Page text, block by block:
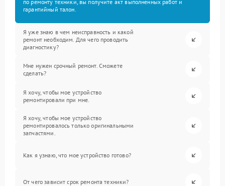
по ремонту техники, вы получите акт выполненных работ и
гарантийный талон.
Я уже знаю в чем неисправность и какой
ремонт необходим. Для чего проводить
диагностику?
Мне нужен срочный ремонт. Сможете
сделать?
Я хочу, чтобы мое устройство
ремонтировали при мне.
Я хочу, чтобы мое устройство
ремонтировалось только оригинальными
запчастями.
Как я узнаю, что мое устройство готово?
От чего зависит срок ремонта техники?